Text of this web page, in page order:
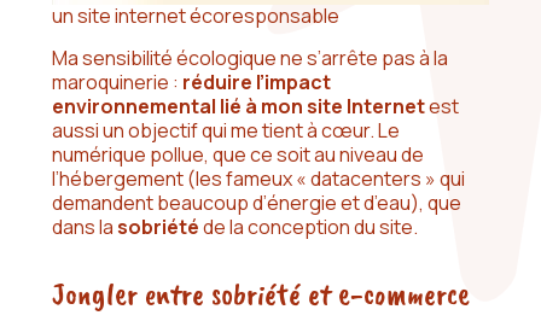
un site internet écoresponsable
Ma sensibilité écologique ne s’arrête pas à la
maroquinerie : réduire l’impact
environnemental lié à mon site Internetest
aussi un objectif qui me tient à cœur. Le
numérique pollue, que ce soit au niveau de
l’hébergement (les fameux « datacenters » qui
demandent beaucoup d’énergie et d’eau), que
dans lasobriétéde la conception du site.
Jongler entre sobriété et e-commerce